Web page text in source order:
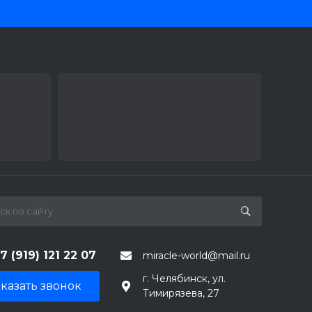
(919) 121 22 07 miracle-world@mail.ru
звонок
г. Челябинск, ул.
Тимирязева, 27